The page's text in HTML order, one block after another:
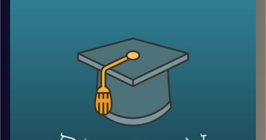
לדיון בכל העולם, אבל מרגיש שבתקופה
האחרונה במדינתנו הקטנה והדמוקרטיה
הצעירה – ישראל, הסוגיות הללו בוערות עוד
פרופ' יניב רוזנאי, חוקר משפט חוקתי ומשפט